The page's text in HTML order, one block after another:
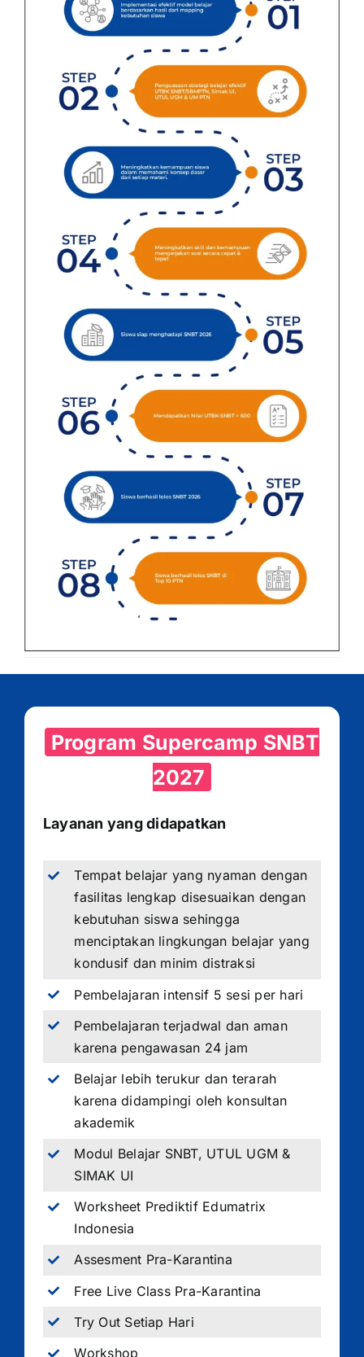
Program Supercamp SNBT
2027
Layanan yang didapatkan
Tempat belajar yang nyaman dengan
fasilitas lengkap disesuaikan dengan
kebutuhan siswa sehingga
menciptakan lingkungan belajar yang
kondusif dan minim distraksi
Pembelajaran intensif 5 sesi per hari
Pembelajaran terjadwal dan aman
karena pengawasan 24 jam
Belajar lebih terukur dan terarah
karena didampingi oleh konsultan
akademik
Modul Belajar SNBT, UTUL UGM &
SIMAK UI
Worksheet Prediktif Edumatrix
Indonesia
Assesment Pra-Karantina
Free Live Class Pra-Karantina
Try Out Setiap Hari
Workshop